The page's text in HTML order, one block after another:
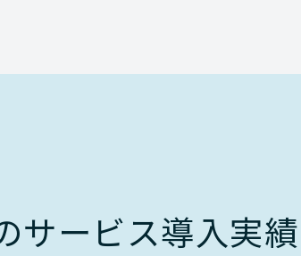
サービス導入実績